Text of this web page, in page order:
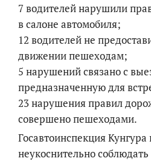
7 водителей нарушили
в салоне автомобиля;
12 водителей не
движении пешеходам;
5 нарушений связано с
предназначенную для
23 нарушения правил
совершено пешеходами.
Госавтоинспекция
неукоснительно